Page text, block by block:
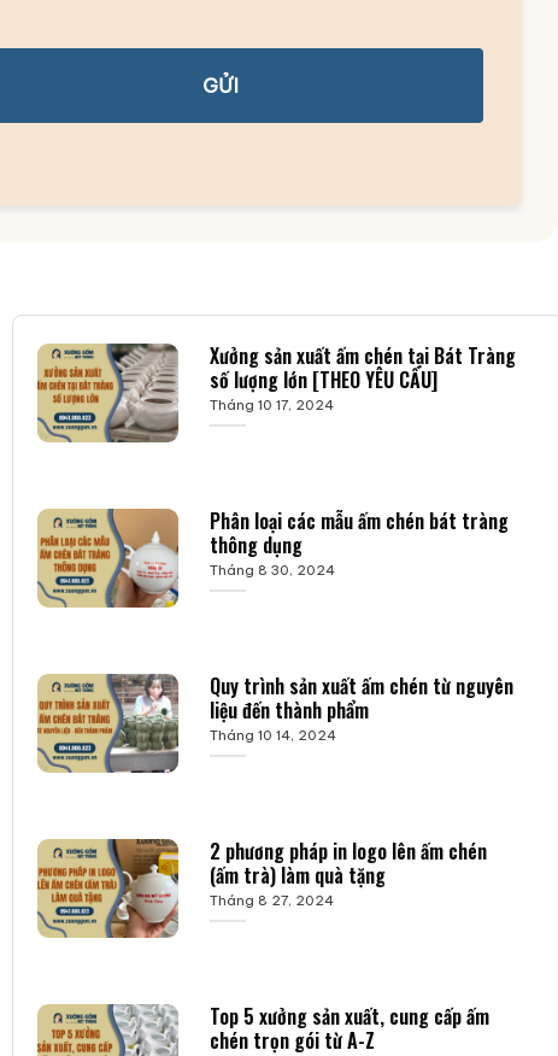
GỬI
Xưởng sản xuất ấm chén tại Bát Tràng
số lượng lớn [THEO YÊU CẦU]
Tháng 10 17, 2024
Phân loại các mẫu ấm chén bát tràng
thông dụng
Tháng 8 30, 2024
Quy trình sản xuất ấm chén từ nguyên
liệu đến thành phẩm
Tháng 10 14, 2024
2 phương pháp in logo lên ấm chén
(ấm trà) làm quà tặng
Tháng 8 27, 2024
Top 5 xưởng sản xuất, cung cấp ấm
chén trọn gói từ A-Z